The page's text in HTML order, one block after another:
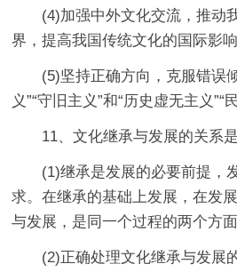
(4)加强中外文化交流，推动
界，提高我国传统文化的国际影响
(5)坚持正确方向，克服错误
义”“守旧主义”和“历史虚无主义”“
11、文化继承与发展的关系
(1)继承是发展的必要前提，
求。在继承的基础上发展，在发
与发展，是同一个过程的两个方面
(2)正确处理文化继承与发展